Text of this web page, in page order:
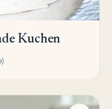
Kuchen